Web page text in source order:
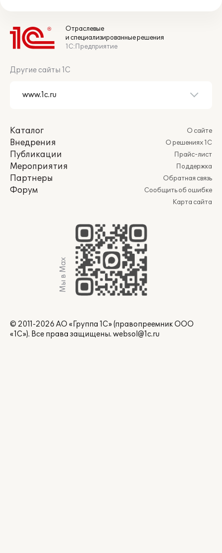
Отраслевые
и специализированные решения
1С:Предприятие
Другие сайты 1С
Каталог
Внедрения
Публикации
Мероприятия
Партнеры
Форум
О сайте
О решениях 1С
Прайс-лист
Поддержка
Обратная связь
Сообщить об ошибке
Карта сайта
Мы в Max
© 2011-2026 АО «Группа 1С» (правопреемник ООО
«1С»). Все права защищены. websol@1c.ru